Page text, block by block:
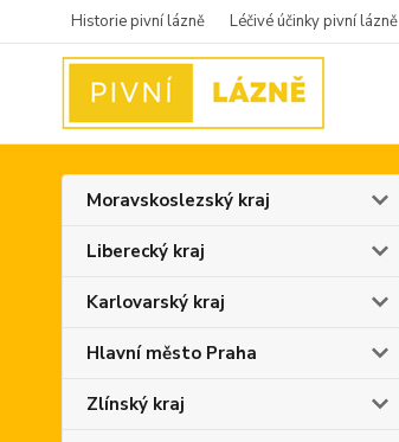
Historie pivní lázně Léčivé účinky pivní lázně
Moravskoslezský kraj
Liberecký kraj
Karlovarský kraj
Hlavní město Praha
Zlínský kraj